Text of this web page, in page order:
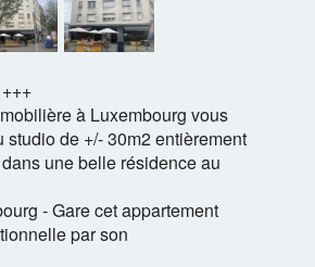
à Luxembourg vous
de +/- 30m2 entièrement
une belle résidence au
- Gare cet appartement
par son